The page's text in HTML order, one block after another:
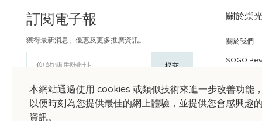
本網站通過使用 cookies 或類似技術來進一步改善功能
以便時刻為您提供最佳的網上體驗，並提供您會感興趣
資訊。
訂閱電子報
獲得最新消息、優惠及更多推廣資訊。
您的電郵地址 提交
關於崇
關於我們
SOGO